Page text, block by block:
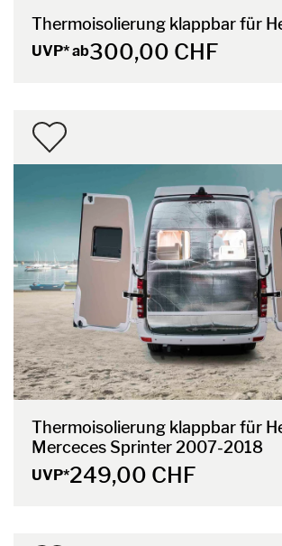
Thermoisolierung klappbar für
UVP* ab300,00 CHF
Thermoisolierung klappbar für
Merceces Sprinter 2007-2018
UVP*249,00 CHF